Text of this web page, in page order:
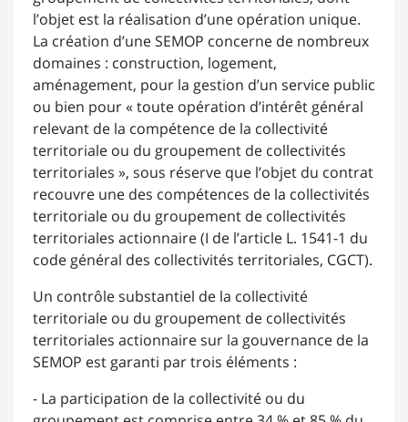
l’objet est la réalisation d’une opération unique.
La création d’une SEMOP concerne de nombreux
domaines : construction, logement,
aménagement, pour la gestion d’un service public
ou bien pour « toute opération d’intérêt général
relevant de la compétence de la collectivité
territoriale ou du groupement de collectivités
territoriales », sous réserve que l’objet du contrat
recouvre une des compétences de la collectivités
territoriale ou du groupement de collectivités
territoriales actionnaire (I de l’article L. 1541-1 du
code général des collectivités territoriales, CGCT).
Un contrôle substantiel de la collectivité
territoriale ou du groupement de collectivités
territoriales actionnaire sur la gouvernance de la
SEMOP est garanti par trois éléments :
- La participation de la collectivité ou du